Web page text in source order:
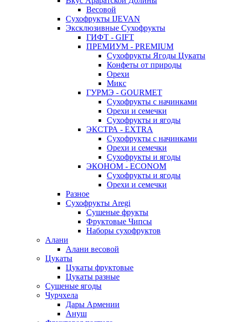
Весовой
Сухофрукты IJEVAN
Эксклюзивные Сухофрукты
ГИФТ - GIFT
ПРЕМИУМ - PREMIUM
Сухофрукты Ягоды Цукаты
Конфеты от природы
Орехи
Микс
ГУРМЭ - GOURMET
Сухофрукты с начинками
Орехи и семечки
Сухофрукты и ягоды
ЭКСТРА - EXTRA
Сухофрукты с начинками
Орехи и семечки
Сухофрукты и ягоды
ЭКОНОМ - ECONOM
Сухофрукты и ягоды
Орехи и семечки
Разное
Сухофрукты Aregi
Сушеные фрукты
Фруктовые Чипсы
Наборы сухофруктов
Алани
Алани весовой
Цукаты
Цукаты фруктовые
Цукаты разные
Сушеные ягоды
Чурчхела
Дары Армении
Ануш